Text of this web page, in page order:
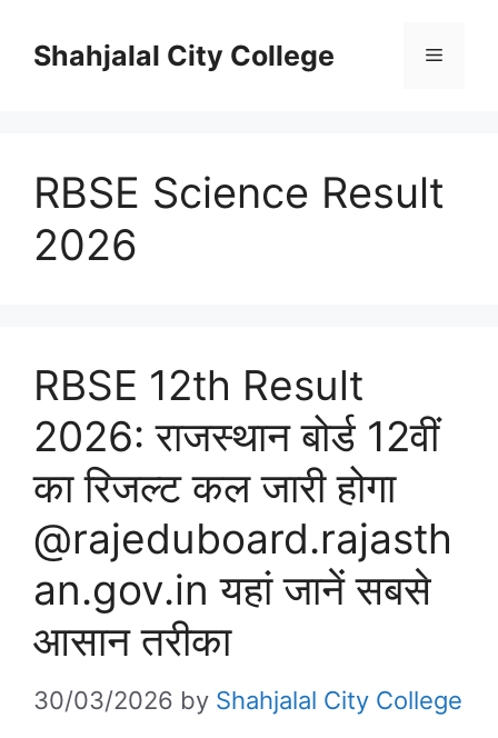
Shahjalal City College Menu
RBSE Science Result
2026
RBSE 12th Result
2026: राजस्थान बोर्ड 12वीं
का रिजल्ट कल जारी होगा
@rajeduboard.rajasth
an.gov.in यहां जानें सबसे
आसान तरीका
30/03/2026 by Shahjalal City College